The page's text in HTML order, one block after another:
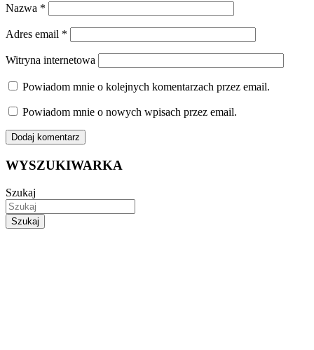
Nazwa *
Adres email *
Witryna internetowa
Powiadom mnie o kolejnych komentarzach przez email.
Powiadom mnie o nowych wpisach przez email.
WYSZUKIWARKA
Szukaj
Szukaj